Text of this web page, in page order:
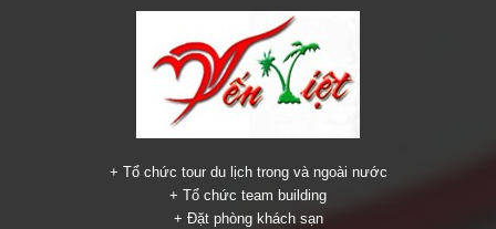
+ Tổ chức tour du lịch trong và ngoài nước
+ Tổ chức team building
+ Đặt phòng khách sạn